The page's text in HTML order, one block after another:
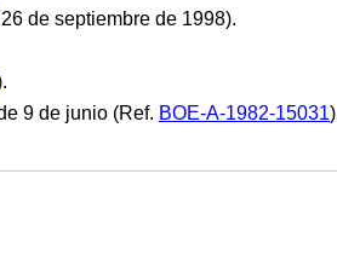
de septiembre de 1998).
9 de junio (Ref. BOE-A-1982-15031